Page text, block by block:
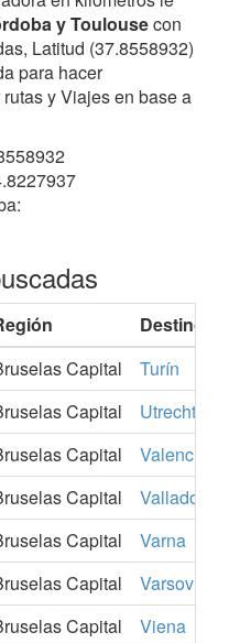
y Toulousecon
Latitud (37.8558932)
para hacer
y Viajes en base a
Destino
Capital
Turín
Capital
Utrecht
Capital
Valencia
Capital
Valladolid
Capital
Varna
Capital
Varsovia
Capital
Viena